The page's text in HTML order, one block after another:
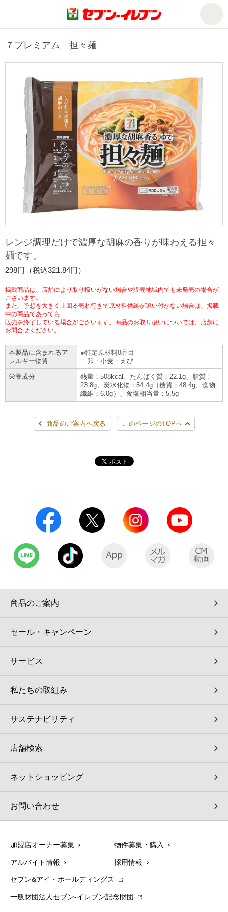
商品のご案内
今週の新商品
来週の新商品
商品カテゴリ一覧
セブンプレミアム
食の安全・安心への取組み
ギフト
プリペイドカード・金券
ニンテンドー・ダウンロードカード
サービス
サービストップ
nanacoトップ
マルチコピー機でできること
マルチコピー機でできることトップ
コピー
プリント
スキャン
ファクス
チケット
便利なサービス
宅配便
切手・はがき・印紙
セブン銀行ATM
ご利用可能なお支払い方法
各種料金のお支払い
自転車シェアリング（店舗限定）
モバイルバッテリーシェアリング（店舗限定）
チケットサービス
セブンチケット
チケットぴあ
イープラス
CNプレイガイド
セブン‐イレブンでお受取り
タワーレコード
セブンネットショッピング
停電時のサービス停止のお知らせ
企業情報
企業情報トップ
ニュースリリース
ごあいさつ
企業理念
会社概要
貸借対照表・損益計算書
沿革
国内店舗数
セブン-イレブンの歴史
私たちの取組み
サステナビリティ
セブン＆アイ・ホールディングスの重点課題
サステナビリティ活動基本方針
サステナビリティ推進体制
GREEN CHALLENGE 2050
4VISIONS
サステナビリティニュース
サステナビリティレポート
加盟店オーナー募集
店舗検索
ネットショッピング
お問い合わせ
Language
English (Corporate)
English (Services)
한국어(서비스)
７プレミアム 担々麺
レンジ調理だけで濃厚な胡麻の香りが味わえる担々
麺です。
298円（税込321.84円）
掲載商品は、店舗により取り扱いがない場合や販売地域内でも未発売の場合が
ございます。
また、予想を大きく上回る売れ行きで原材料供給が追い付かない場合は、掲載
中の商品であっても
販売を終了している場合がございます。商品のお取り扱いについては、店舗に
お問合せください。
本製品に含まれるア
レルギー物質
特定原材料8品目
卵・小麦・えび
栄養成分
熱量：508kcal、たんぱく質：22.1g、脂質：
23.8g、炭水化物：54.4g（糖質：48.4g、食物
繊維：6.0g）、食塩相当量：5.5g
商品のご案内へ戻る このページのTOPへ
商品のご案内
セール・キャンペーン
サービス
私たちの取組み
サステナビリティ
店舗検索
ネットショッピング
お問い合わせ
加盟店オーナー募集 物件募集・購入
アルバイト情報 採用情報
セブン&アイ・ホールディングス
一般財団法人セブン-イレブン記念財団